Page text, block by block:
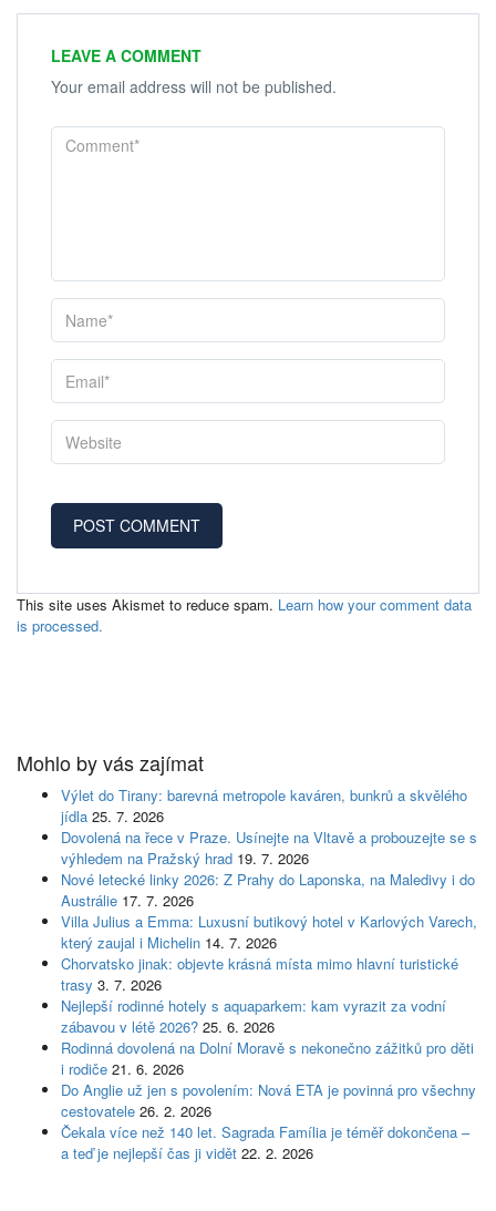
LEAVE A COMMENT
Your email address will not be published.
This site uses Akismet to reduce spam. Learn how your comment data
is processed.
Mohlo by vás zajímat
Výlet do Tirany: barevná metropole kaváren, bunkrů a skvělého
jídla 25. 7. 2026
Dovolená na řece v Praze. Usínejte na Vltavě a probouzejte se s
výhledem na Pražský hrad 19. 7. 2026
Nové letecké linky 2026: Z Prahy do Laponska, na Maledivy i do
Austrálie 17. 7. 2026
Villa Julius a Emma: Luxusní butikový hotel v Karlových Varech,
který zaujal i Michelin 14. 7. 2026
Chorvatsko jinak: objevte krásná místa mimo hlavní turistické
trasy 3. 7. 2026
Nejlepší rodinné hotely s aquaparkem: kam vyrazit za vodní
zábavou v létě 2026? 25. 6. 2026
Rodinná dovolená na Dolní Moravě s nekonečno zážitků pro děti
i rodiče 21. 6. 2026
Do Anglie už jen s povolením: Nová ETA je povinná pro všechny
cestovatele 26. 2. 2026
Čekala více než 140 let. Sagrada Família je téměř dokončena –
a teď je nejlepší čas ji vidět 22. 2. 2026